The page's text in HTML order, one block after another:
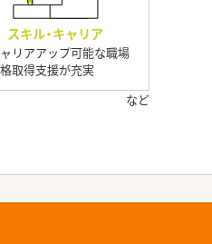
スキル・キャリア
リアアップ可能な職場
取得支援が充実